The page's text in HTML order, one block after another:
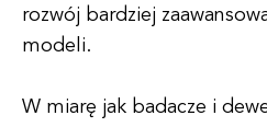
rozwój bardziej
modeli.
W miarę jak badacze i